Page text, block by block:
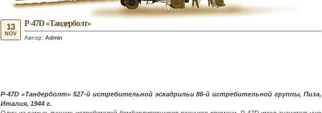
P-47D «Тандерболт»
Автор: Admin
13
NOV
P-47D «Тандерболт» 527-й истребительной эскадрильи 86-й истребительной группы, Пиза,
Италия, 1944 г.